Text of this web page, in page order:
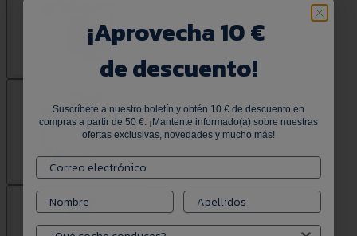
¡Aprovecha 10 €
de descuento!
Suscríbete a nuestro boletín y obtén 10 € de descuento en
compras a partir de 50 €. ¡Mantente informado(a) sobre nuestras
ofertas exclusivas, novedades y mucho más!